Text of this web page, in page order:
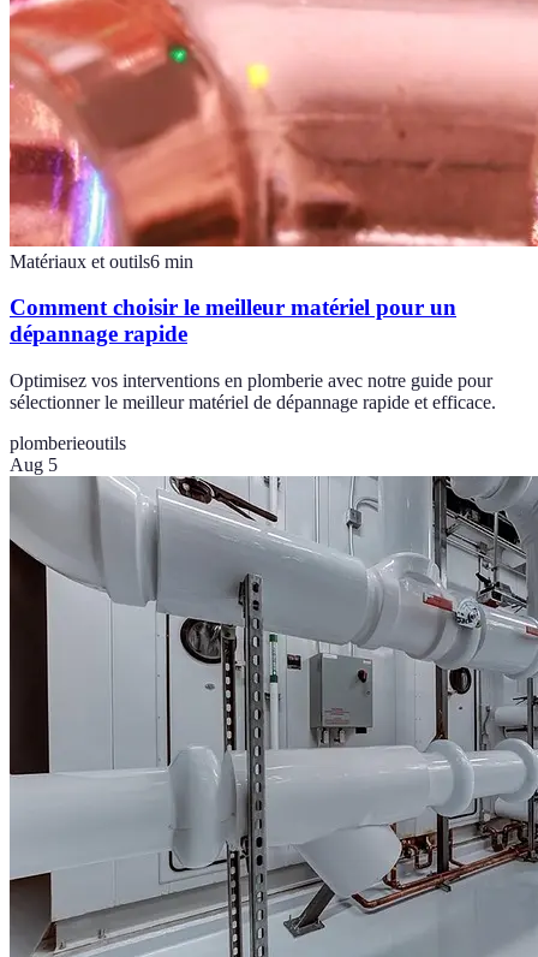
Matériaux et outils6 min
Comment choisir le meilleur matériel pour un
dépannage rapide
Optimisez vos interventions en plomberie avec notre guide pour
sélectionner le meilleur matériel de dépannage rapide et efficace.
plomberieoutils
Aug 5